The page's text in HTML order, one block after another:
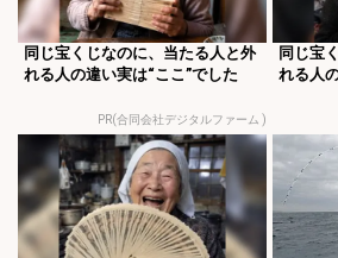
同じ宝くじなのに、当たる人と外
れる人の違い実は“ここ”でした
PR(合同会社デジタルファーム )
同じ宝
れる人